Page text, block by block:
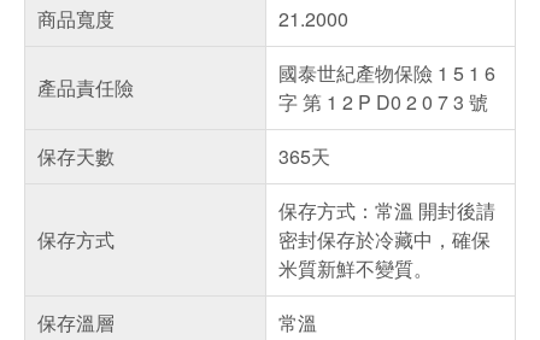
商品寬度
21.2000
產品責任險
國泰世紀產物保險 1 5 1 6
字 第 1 2 P D0 2 0 7 3 號
保存天數
365天
保存方式
保存方式：常溫 開封後請
密封保存於冷藏中，確保
米質新鮮不變質。
保存溫層
常溫